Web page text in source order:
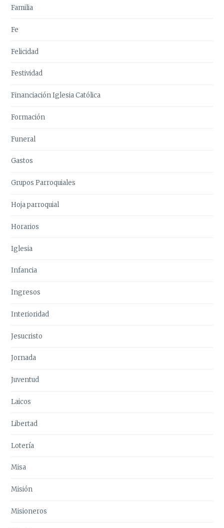
Familia
Fe
Felicidad
Festividad
Financiación Iglesia Católica
Formación
Funeral
Gastos
Grupos Parroquiales
Hoja parroquial
Horarios
Iglesia
Infancia
Ingresos
Interioridad
Jesucristo
Jornada
Juventud
Laicos
Libertad
Lotería
Misa
Misión
Misioneros